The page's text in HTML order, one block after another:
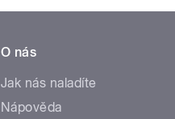
O nás
Jak nás naladíte
Nápověda